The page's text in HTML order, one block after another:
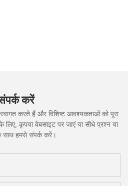
करें
करते हैं और विशिष्ट आवश्यकताओं को पूरा
कृपया वेबसाइट पर जाएं या सीधे प्रश्न या
हमसे संपर्क करें।